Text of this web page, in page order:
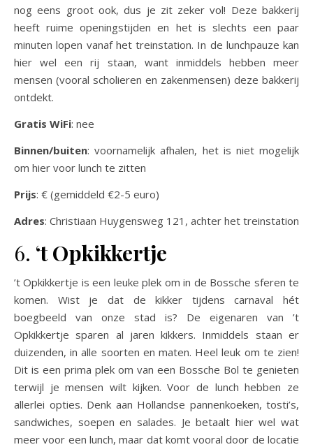
nog eens groot ook, dus je zit zeker vol! Deze bakkerij
heeft ruime openingstijden en het is slechts een paar
minuten lopen vanaf het treinstation. In de lunchpauze kan
hier wel een rij staan, want inmiddels hebben meer
mensen (vooral scholieren en zakenmensen) deze bakkerij
ontdekt.
Gratis WiFi: nee
Binnen/buiten: voornamelijk afhalen, het is niet mogelijk
om hier voor lunch te zitten
Prijs: € (gemiddeld €2-5 euro)
Adres: Christiaan Huygensweg 121, achter het treinstation
6. ‘t Opkikkertje
’t Opkikkertje is een leuke plek om in de Bossche sferen te
komen. Wist je dat de kikker tijdens carnaval hét
boegbeeld van onze stad is? De eigenaren van ’t
Opkikkertje sparen al jaren kikkers. Inmiddels staan er
duizenden, in alle soorten en maten. Heel leuk om te zien!
Dit is een prima plek om van een Bossche Bol te genieten
terwijl je mensen wilt kijken. Voor de lunch hebben ze
allerlei opties. Denk aan Hollandse pannenkoeken, tosti’s,
sandwiches, soepen en salades. Je betaalt hier wel wat
meer voor een lunch, maar dat komt vooral door de locatie